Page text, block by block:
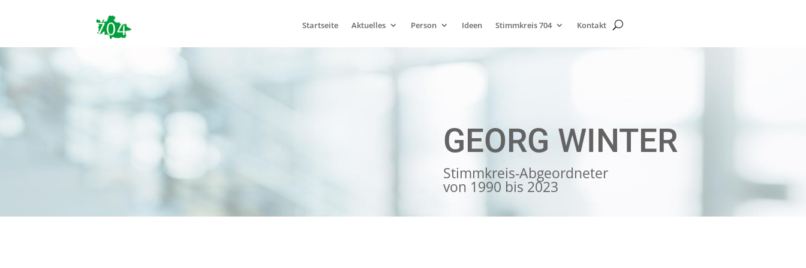
Startseite Aktuelles Person Ideen Stimmkreis 704 Kontakt
GEORG WINTER
Stimmkreis-Abgeordneter
von 1990 bis 2023